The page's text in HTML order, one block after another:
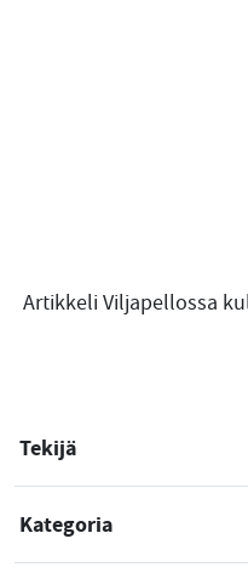
Artikkeli Viljapellossa
Tekijä
Kategoria